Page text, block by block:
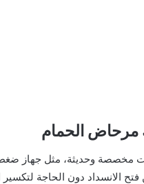
مخصصة وحديثة، مثل جهاز
الانسداد دون الحاجة لتكسير